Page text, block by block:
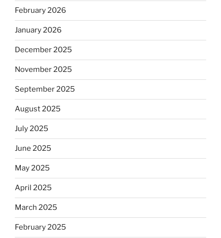
February 2026
January 2026
December 2025
November 2025
September 2025
August 2025
July 2025
June 2025
May 2025
April 2025
March 2025
February 2025